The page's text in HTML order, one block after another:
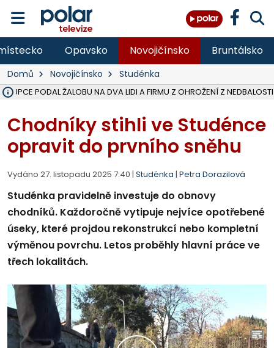
Opavsko Novojičínsko Bruntálsko
Domů Novojičínsko Studénka
PODAL ŽALOBU NA DVA LIDI A FIRMU Z OHROŽENÍ Z NEDBALOSTI
Chodníky stihli ve Studénce
opravit do prvního sněhu
Vydáno 27. listopadu 2025 7:40 | Studénka | Petra Dorazilová
Studénka pravidelně investuje do obnovy
chodníků. Každoročně vytipuje nejvíce opotřebené
úseky, které projdou rekonstrukcí nebo kompletní
výměnou povrchu. Letos proběhly hlavní práce ve
třech lokalitách.